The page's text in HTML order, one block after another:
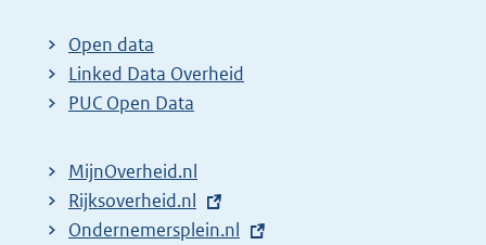
t
e
r
l
i
n
Open data
Linked Data Overheid
PUC Open Data
MijnOverheid.nl
E
x
Rijksoverheid.nl
E
Ondernemersplein.nl